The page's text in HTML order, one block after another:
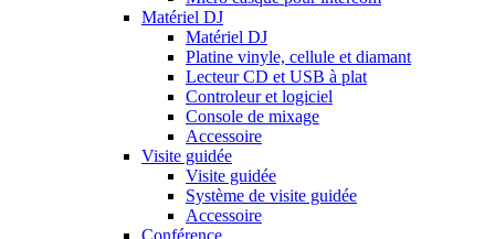
Matériel DJ
Matériel DJ
Platine vinyle, cellule et diamant
Lecteur CD et USB à plat
Controleur et logiciel
Console de mixage
Accessoire
Visite guidée
Visite guidée
Système de visite guidée
Accessoire
Conférence